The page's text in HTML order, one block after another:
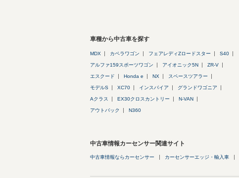
車種から中古車を探す
MDX カペラワゴン フェアレディZロードスター S40
アルファ159スポーツワゴン アイオニック5N ZR-V
エスクード Honda e NX スペースツアラー
モデルS XC70 インスパイア グランドワゴニア
Aクラス EX30クロスカントリー N-VAN
アウトバック N360
中古車情報カーセンサー関連サイト
中古車情報ならカーセンサー カーセンサーエッジ・輸入車